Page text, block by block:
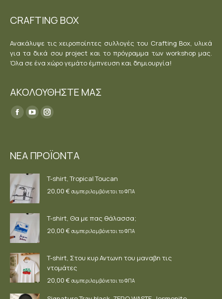
CRAFTING BOX
Ανακάλυψε τις χειροποίητες συλλογές του Crafting Box, υλικά
για τα δικά σου project και το πρόγραμμα των workshop μας.
Όλα σε ένα χώρο γεμάτο έμπνευση και δημιουργία!
ΑΚΟΛΟΥΘΗΣΤΕ ΜΑΣ
Find us on:
Facebook
in
window
YouTube
window
Instagram
in
window
ΝΕΑ ΠΡΟΪΟΝΤΑ
T-shirt, Tropical Toucan
20,00 € συμπεριλαμβάνεται το ΦΠΑ
T-shirt, Θα με πας θάλασσα;
20,00 € συμπεριλαμβάνεται το ΦΠΑ
T-shirt, Στου κυρ Αντωνη του μαναβη τις
ντομάτες
20,00 € συμπεριλαμβάνεται το ΦΠΑ